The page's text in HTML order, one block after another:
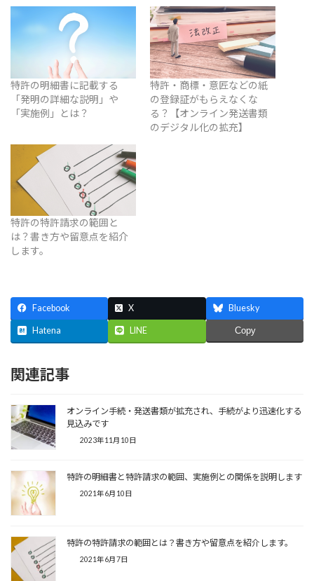
特許の明細書に記載する
「発明の詳細な説明」や
「実施例」とは？
特許・商標・意匠などの紙
の登録証がもらえなくな
る？【オンライン発送書類
のデジタル化の拡充】
特許の特許請求の範囲と
は？書き方や留意点を紹介
します。
Facebook X Bluesky
Hatena LINE Copy
関連記事
オンライン手続・発送書類が拡充され、手続がより迅速化する
見込みです
2023年11月10日
特許の明細書と特許請求の範囲、実施例との関係を説明します
2021年6月10日
特許の特許請求の範囲とは？書き方や留意点を紹介します。
2021年6月7日